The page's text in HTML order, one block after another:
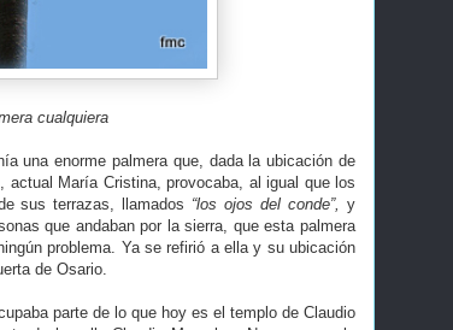
cualquiera
una enorme palmera que, dada la ubicación de
actual María Cristina, provocaba, al igual que los
sus terrazas, llamados “los ojos del conde”, y
que andaban por la sierra, que esta palmera
problema. Ya se refirió a ella y su ubicación
de Osario.
parte de lo que hoy es el templo de Claudio